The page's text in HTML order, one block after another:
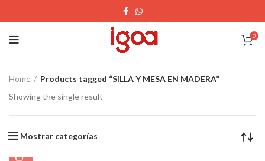
0
Home
Products tagged “SILLA Y MESA EN MADERA”
Showing the single result
Mostrar categorías